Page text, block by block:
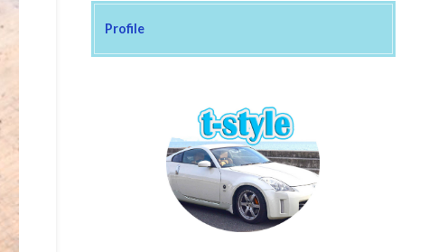
Profile